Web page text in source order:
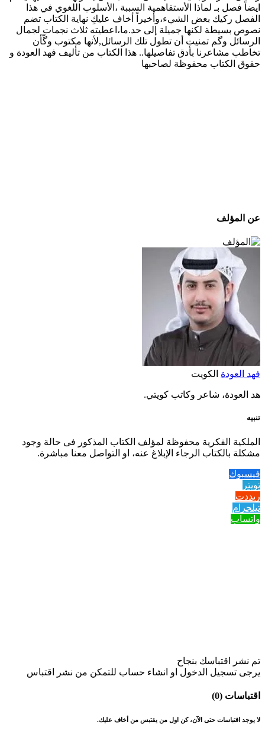
ايضاً فصل بـ لماذا الأستفاهمية السببة ،الأسلوب اللغوي في هذا
الفصل ركيك بعض الشيء،وأخيراً أخاف عليكِ نهاية الكتاب تضم
نصوص بسيطة لكنها جميلة إلى حد.ما،اعطيته ثلاث نجمات لجمال
الرسائل وگم تمنيت أن تطول تلك الرسائل,لأنها مكتوب وگّأن
تخاطب مشاعرنا بأدق تفاصيلها.. هذا الكتاب من تأليف فهد العودة و
حقوق الكتاب محفوظة لصاحبها
عن المؤلف
فهد العودة الكويت
هد العودة، شاعر وكاتب كويتي.
تنبيه
الملكية الفكرية محفوظة لمؤلف الكتاب المذكور فى حالة وجود
مشكلة بالكتاب الرجاء الإبلاغ عنه، او التواصل معنا مباشرة.
فيسبوك
تويتر
ريددت
تيلجرام
واتساب
تم نشر اقتباسك بنجاح
يرجى تسجيل الدخول او انشاء حساب للتمكن من نشر اقتباس
اقتباسات (0)
لا يوجد اقتباسات حتى الآن، كن اول من يقتبس من أخاف عليك.